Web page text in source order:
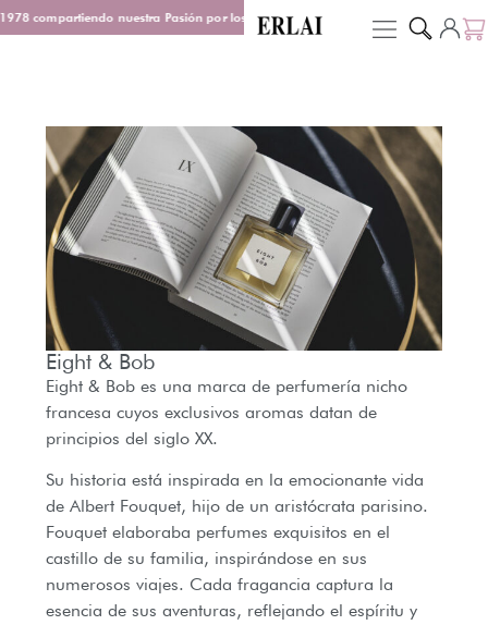
compartiendo nuestra Pasión por los Perfumes Entrega en 48/72 h
Eight & Bob
Eight & Bob es una marca de perfumería nicho
francesa cuyos exclusivos aromas datan de
principios del siglo XX.
Su historia está inspirada en la emocionante vida
de Albert Fouquet, hijo de un aristócrata parisino.
Fouquet elaboraba perfumes exquisitos en el
castillo de su familia, inspirándose en sus
numerosos viajes. Cada fragancia captura la
esencia de sus aventuras, reflejando el espíritu y